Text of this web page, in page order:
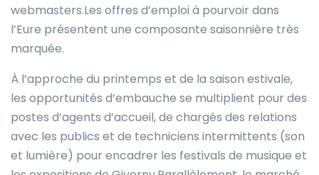
webmasters.Les offres d’emploi à pourvoir dans
l’Eure présentent une composante saisonnière très
marquée.
À l’approche du printemps et de la saison estivale,
les opportunités d’embauche se multiplient pour des
postes d’agents d’accueil, de chargés des relations
avec les publics et de techniciens intermittents (son
et lumière) pour encadrer les festivals de musique et